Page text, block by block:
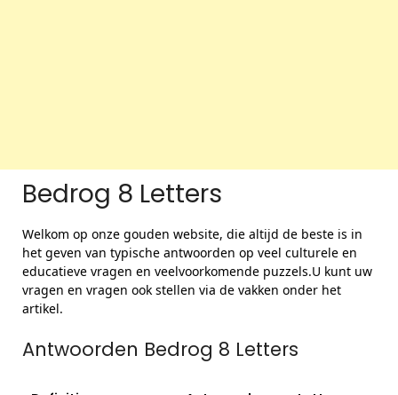
Bedrog 8 Letters
Welkom op onze gouden website, die altijd de beste is in
het geven van typische antwoorden op veel culturele en
educatieve vragen en veelvoorkomende puzzels.U kunt uw
vragen en vragen ook stellen via de vakken onder het
artikel.
Antwoorden Bedrog 8 Letters